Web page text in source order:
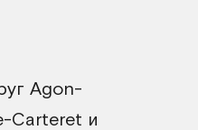
Agon-
Carteret и